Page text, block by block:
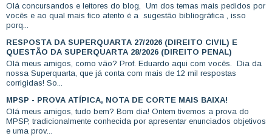
Olá concursandos e leitores do blog, Um dos temas mais pedidos por
vocês e ao qual mais fico atento é a sugestão bibliográfica , isso
porq...
RESPOSTA DA SUPERQUARTA 27/2026 (DIREITO CIVIL) E
QUESTÃO DA SUPERQUARTA 28/2026 (DIREITO PENAL)
Olá meus amigos, como vão? Prof. Eduardo aqui com vocês. Dia da
nossa Superquarta, que já conta com mais de 12 mil respostas
corrigidas! So...
MPSP - PROVA ATÍPICA, NOTA DE CORTE MAIS BAIXA!
Olá meus amigos, tudo bem? Bom dia! Ontem tivemos a prova do
MPSP, tradicionalmente conhecida por apresentar enunciados objetivos
e uma prov...